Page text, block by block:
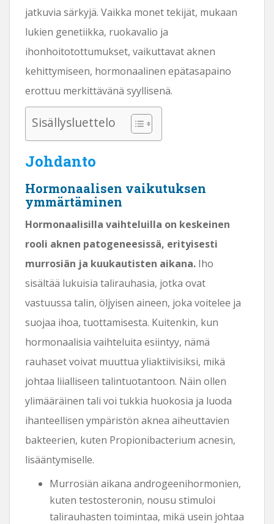
jatkuvia särkyjä. Vaikka monet tekijät, mukaan
lukien genetiikka, ruokavalio ja
ihonhoitotottumukset, vaikuttavat aknen
kehittymiseen, hormonaalinen epätasapaino
erottuu merkittävänä syyllisenä.
Sisällysluettelo
Johdanto
Hormonaalisen vaikutuksen
ymmärtäminen
Hormonaalisilla vaihteluilla on keskeinen
rooli aknen patogeneesissä, erityisesti
murrosiän ja kuukautisten aikana. Iho
sisältää lukuisia talirauhasia, jotka ovat
vastuussa talin, öljyisen aineen, joka voitelee ja
suojaa ihoa, tuottamisesta. Kuitenkin, kun
hormonaalisia vaihteluita esiintyy, nämä
rauhaset voivat muuttua yliaktiivisiksi, mikä
johtaa liialliseen talintuotantoon. Näin ollen
ylimääräinen tali voi tukkia huokosia ja luoda
ihanteellisen ympäristön aknea aiheuttavien
bakteerien, kuten Propionibacterium acnesin,
lisääntymiselle.
Murrosiän aikana androgeenihormonien,
kuten testosteronin, nousu stimuloi
talirauhasten toimintaa, mikä usein johtaa